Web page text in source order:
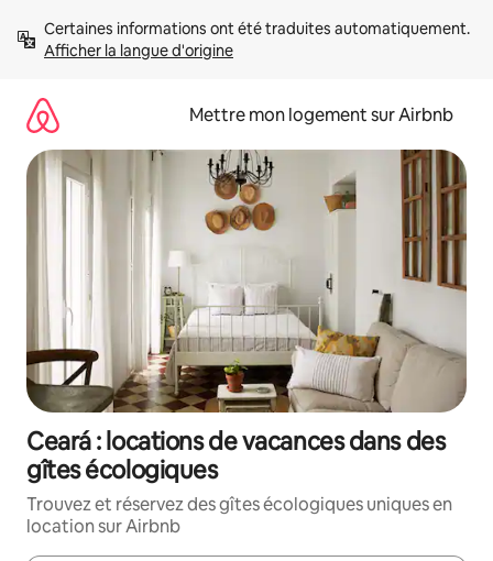
directement
Afficher la langue d'origine
Mettre mon logement sur Airbnb
Ceará : locations de vacances dans des
gîtes écologiques
Trouvez et réservez des gîtes écologiques uniques en
location sur Airbnb